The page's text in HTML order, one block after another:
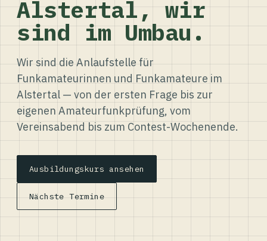
Alstertal, wir
sind im Umbau.
Wir sind die Anlaufstelle für
Funkamateurinnen und Funkamateure im
Alstertal — von der ersten Frage bis zur
eigenen Amateurfunkprüfung, vom
Vereinsabend bis zum Contest-Wochenende.
Ausbildungskurs ansehen
Nächste Termine